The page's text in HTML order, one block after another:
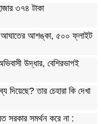
৩৭৪ টাকা
আঘাতের আশঙ্কা, ৫০০ ফ্লাইট
উদ্ধার, বেশিরভাগই
দিয়েছে? তার চেহারা কি দেখা
সরকার সমর্থন করে না :